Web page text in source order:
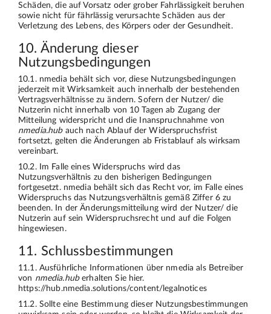
Schäden, die auf Vorsatz oder grober Fahrlässigkeit beruhen
sowie nicht für fährlässig verursachte Schäden aus der
Verletzung des Lebens, des Körpers oder der Gesundheit.
10. Änderung dieser
Nutzungsbedingungen
10.1. nmedia behält sich vor, diese Nutzungsbedingungen
jederzeit mit Wirksamkeit auch innerhalb der bestehenden
Vertragsverhältnisse zu ändern. Sofern der Nutzer/ die
Nutzerin nicht innerhalb von 10 Tagen ab Zugang der
Mitteilung widerspricht und die Inanspruchnahme von
nmedia.hubauch nach Ablauf der Widerspruchsfrist
fortsetzt, gelten die Änderungen ab Fristablauf als wirksam
vereinbart.
10.2. Im Falle eines Widerspruchs wird das
Nutzungsverhältnis zu den bisherigen Bedingungen
fortgesetzt. nmedia behält sich das Recht vor, im Falle eines
Widerspruchs das Nutzungsverhältnis gemäß Ziffer 6 zu
beenden. In der Änderungsmitteilung wird der Nutzer/ die
Nutzerin auf sein Widerspruchsrecht und auf die Folgen
hingewiesen.
11. Schlussbestimmungen
11.1. Ausführliche Informationen über nmedia als Betreiber
von nmedia.huberhalten Sie hier.
https://hub.nmedia.solutions/content/legalnotices
11.2. Sollte eine Bestimmung dieser Nutzungsbestimmungen